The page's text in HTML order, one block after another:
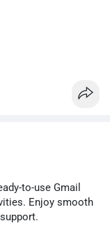
to-use Gmail
Enjoy smooth